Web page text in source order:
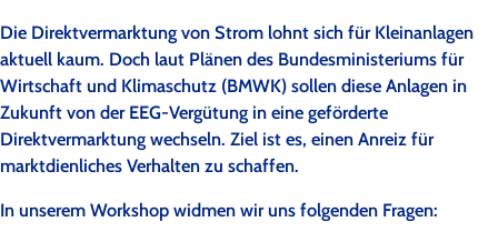
Die Direktvermarktung von Strom lohnt sich für Kleinanlagen
aktuell kaum. Doch laut Plänen des Bundesministeriums für
Wirtschaft und Klimaschutz (BMWK) sollen diese Anlagen in
Zukunft von der EEG-Vergütung in eine geförderte
Direktvermarktung wechseln. Ziel ist es, einen Anreiz für
marktdienliches Verhalten zu schaffen.
In unserem Workshop widmen wir uns folgenden Fragen: